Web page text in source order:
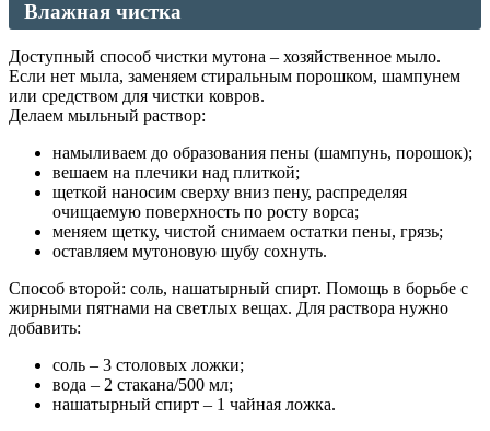
Влажная чистка
Доступный способ чистки мутона – хозяйственное мыло.
Если нет мыла, заменяем стиральным порошком, шампунем
или средством для чистки ковров.
Делаем мыльный раствор:
намыливаем до образования пены (шампунь, порошок);
вешаем на плечики над плиткой;
щеткой наносим сверху вниз пену, распределяя
очищаемую поверхность по росту ворса;
меняем щетку, чистой снимаем остатки пены, грязь;
оставляем мутоновую шубу сохнуть.
Способ второй: соль, нашатырный спирт. Помощь в борьбе с
жирными пятнами на светлых вещах. Для раствора нужно
добавить:
соль – 3 столовых ложки;
вода – 2 стакана/500 мл;
нашатырный спирт – 1 чайная ложка.